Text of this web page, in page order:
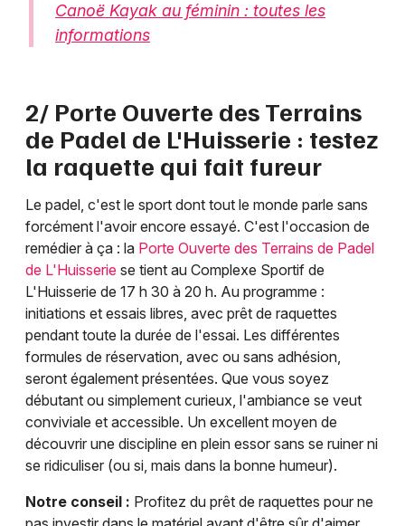
Canoë Kayak au féminin : toutes les
informations
2/ Porte Ouverte des Terrains
de Padel de L'Huisserie : testez
la raquette qui fait fureur
Le padel, c'est le sport dont tout le monde parle sans
forcément l'avoir encore essayé. C'est l'occasion de
remédier à ça : la Porte Ouverte des Terrains de Padel
de L'Huisserie se tient au Complexe Sportif de
L'Huisserie de 17 h 30 à 20 h. Au programme :
initiations et essais libres, avec prêt de raquettes
pendant toute la durée de l'essai. Les différentes
formules de réservation, avec ou sans adhésion,
seront également présentées. Que vous soyez
débutant ou simplement curieux, l'ambiance se veut
conviviale et accessible. Un excellent moyen de
découvrir une discipline en plein essor sans se ruiner ni
se ridiculiser (ou si, mais dans la bonne humeur).
Notre conseil : Profitez du prêt de raquettes pour ne